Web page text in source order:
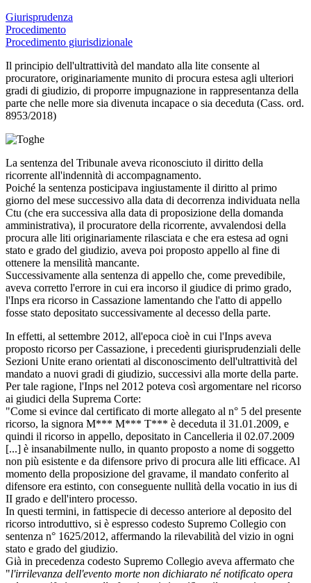
Giurisprudenza
Procedimento
Procedimento giurisdizionale
Il principio dell'ultrattività del mandato alla lite consente al
procuratore, originariamente munito di procura estesa agli ulteriori
gradi di giudizio, di proporre impugnazione in rappresentanza della
parte che nelle more sia divenuta incapace o sia deceduta (Cass. ord.
8953/2018)
La sentenza del Tribunale aveva riconosciuto il diritto della
ricorrente all'indennità di accompagnamento.
Poiché la sentenza posticipava ingiustamente il diritto al primo
giorno del mese successivo alla data di decorrenza individuata nella
Ctu (che era successiva alla data di proposizione della domanda
amministrativa), il procuratore della ricorrente, avvalendosi della
procura alle liti originariamente rilasciata e che era estesa ad ogni
stato e grado del giudizio, aveva poi proposto appello al fine di
ottenere la mensilità mancante.
Successivamente alla sentenza di appello che, come prevedibile,
aveva corretto l'errore in cui era incorso il giudice di primo grado,
l'Inps era ricorso in Cassazione lamentando che l'atto di appello
fosse stato depositato successivamente al decesso della parte.
In effetti, al settembre 2012, all'epoca cioè in cui l'Inps aveva
proposto ricorso per Cassazione, i precedenti giurisprudenziali delle
Sezioni Unite erano orientati al disconoscimento dell'ultrattività del
mandato a nuovi gradi di giudizio, successivi alla morte della parte.
Per tale ragione, l'Inps nel 2012 poteva così argomentare nel ricorso
ai giudici della Suprema Corte:
"Come si evince dal certificato di morte allegato al n° 5 del presente
ricorso, la signora M*** M*** T*** è deceduta il 31.01.2009, e
quindi il ricorso in appello, depositato in Cancelleria il 02.07.2009
[...] è insanabilmente nullo, in quanto proposto a nome di soggetto
non più esistente e da difensore privo di procura alle liti efficace. Al
momento della proposizione del gravame, il mandato conferito al
difensore era estinto, con conseguente nullità della vocatio in ius di
II grado e dell'intero processo.
In questi termini, in fattispecie di decesso anteriore al deposito del
ricorso introduttivo, si è espresso codesto Supremo Collegio con
sentenza n° 1625/2012, affermando la rilevabilità del vizio in ogni
stato e grado del giudizio.
Già in precedenza codesto Supremo Collegio aveva affermato che
"l'irrilevanza dell'evento morte non dichiarato né notificato opera